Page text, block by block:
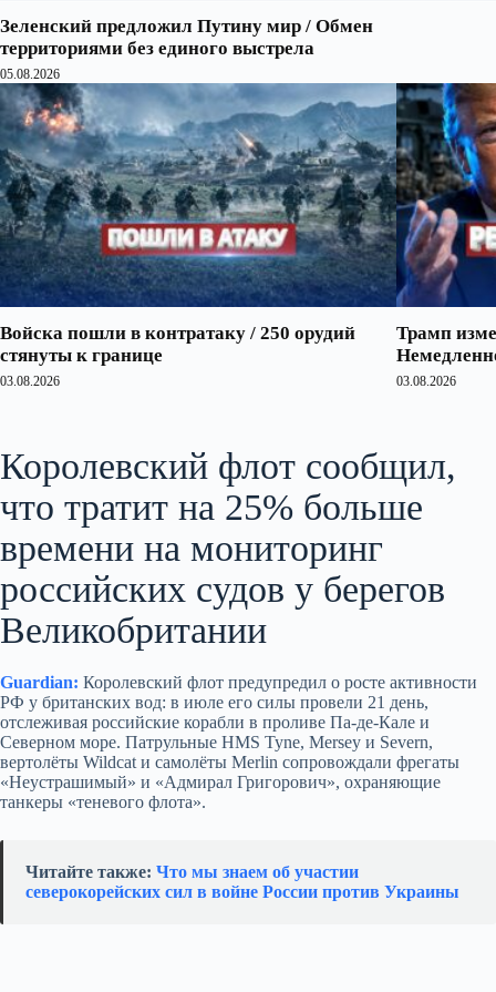
Зеленский предложил Путину мир / Обмен
территориями без единого выстрела
05.08.2026
Войска пошли в контратаку / 250 орудий
стянуты к границе
03.08.2026
Трамп
03.08.2026
Королевский флот сообщил,
что тратит на 25% больше
времени на мониторинг
российских судов у берегов
Великобритании
Guardian: Королевский флот предупредил о росте активности
РФ у британских вод: в июле его силы провели 21 день,
отслеживая российские корабли в проливе Па-де-Кале и
Северном море. Патрульные HMS Tyne, Mersey и Severn,
вертолёты Wildcat и самолёты Merlin сопровождали фрегаты
«Неустрашимый» и «Адмирал Григорович», охраняющие
танкеры «теневого флота».
Читайте также: Что мы знаем об участии
северокорейских сил в войне России против Украины